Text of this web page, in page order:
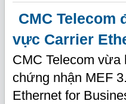
CMC
vực Carrier
CMC Telecom
chứng nhận MEF
Ethernet for